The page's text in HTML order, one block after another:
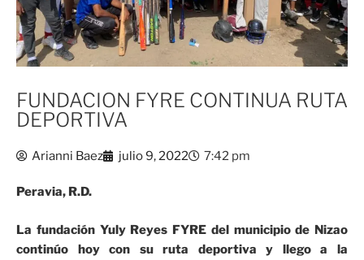
FUNDACION FYRE CONTINUA RUTA
DEPORTIVA
Arianni Baez julio 9, 2022 7:42 pm
Peravia, R.D.
La fundación Yuly Reyes FYRE del municipio de Nizao
continúo hoy con su ruta deportiva y llego a la